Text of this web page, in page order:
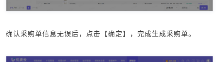
确认采购单信息无误后，点击【确定】，完成生成采购单。